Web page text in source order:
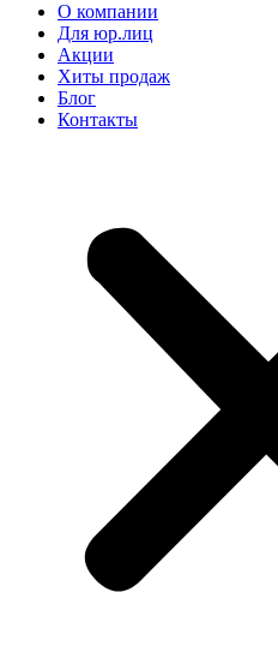
О компании
Для юр.лиц
Акции
Хиты продаж
Блог
Контакты